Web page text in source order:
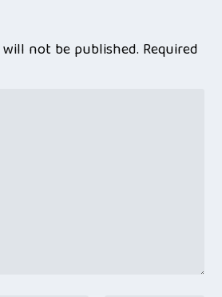
will not be published. Required